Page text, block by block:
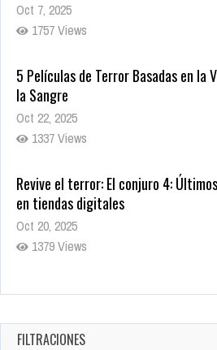
1757 Views
la Sangre
Oct 22, 2025
1337 Views
en tiendas digitales
Oct 20, 2025
1379 Views
registros con sus últimas 6 películas
1435 Views
FILTRACIONES